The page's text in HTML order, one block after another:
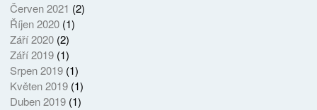
Červen 2021 (2)
Říjen 2020(1)
Září 2020(2)
Září 2019(1)
Srpen 2019(1)
Květen 2019(1)
Duben 2019(1)